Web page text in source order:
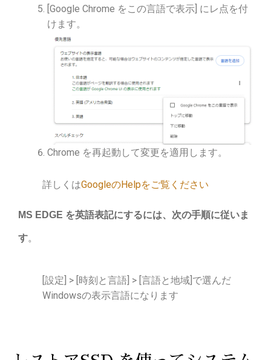
[Google Chrome をこの言語で表示] にレ点を付
けます。
Chrome を再起動して変更を適用します。
詳しくはGoogleのHelpをご覧ください
MS EDGE を英語表記にするには、次の手順に従いま
す。
[設定] > [時刻と言語] > [言語と地域]で選んだ
Windowsの表示言語になります